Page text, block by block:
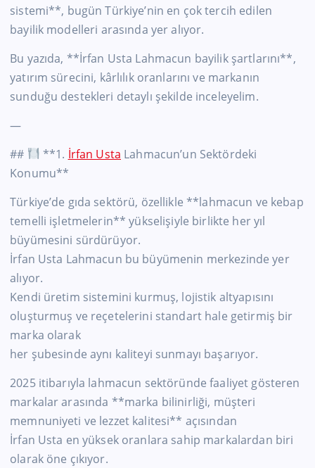
sistemi**, bugün Türkiye’nin en çok tercih edilen
bayilik modelleri arasında yer alıyor.
Bu yazıda, **İrfan Usta Lahmacun bayilik şartlarını**,
yatırım sürecini, kârlılık oranlarını ve markanın
sunduğu destekleri detaylı şekilde inceleyelim.
—
##
**1. İrfan Usta Lahmacun’un Sektördeki
Konumu**
Türkiye’de gıda sektörü, özellikle **lahmacun ve kebap
temelli işletmelerin** yükselişiyle birlikte her yıl
büyümesini sürdürüyor.
İrfan Usta Lahmacun bu büyümenin merkezinde yer
alıyor.
Kendi üretim sistemini kurmuş, lojistik altyapısını
oluşturmuş ve reçetelerini standart hale getirmiş bir
marka olarak
her şubesinde aynı kaliteyi sunmayı başarıyor.
2025 itibarıyla lahmacun sektöründe faaliyet gösteren
markalar arasında **marka bilinirliği, müşteri
memnuniyeti ve lezzet kalitesi** açısından
İrfan Usta en yüksek oranlara sahip markalardan biri
olarak öne çıkıyor.